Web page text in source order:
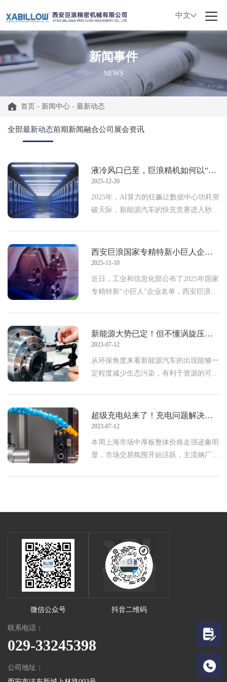
中文
新闻事件
NEWS
首页 - 新闻中心 - 最新动态
全部最新动态前期新闻融合公司展会资讯
液冷风口已至，巨浪精机如何以“精密”破局？
2025-12-20
2025年，AI算力的狂飙让数据中心功耗突
破天际，新能源汽车的快充竞赛进入秒级
西安巨浪国家专精特新小巨人企业报道
2025-11-10
近日，工业和信息化部公布了2025年国家
专精特新“小巨人”企业名单，西安巨浪精
新“小巨人&rd
新能源大势已定！但不懂涡旋压缩机的企业很难跟上脚步……
2023-07-12
从环保角度来看新能源汽车的出现能够一
定程度减少生态污染，有利于资源的可持
目光放在电动汽车领域，以中国为例，从
2015年起，我国新
超级充电站来了！充电问题解决后，可别忽略这几个新能源汽车加工难题。
2023-07-12
本周上海市场中厚板整体价格走强迹象明
显，市场交易氛围开始活跃，主流钢厂有
微信公众号 抖音二维码
联系电话：
029-33245398
公司地址：